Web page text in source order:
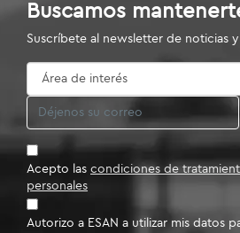
Buscamos
Suscríbete al newsletter de noticias
Acepto las condiciones de
personales
Autorizo a ESAN a utilizar mis datos